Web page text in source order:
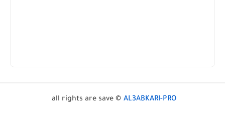
all rights are save © AL3ABKARI-PRO